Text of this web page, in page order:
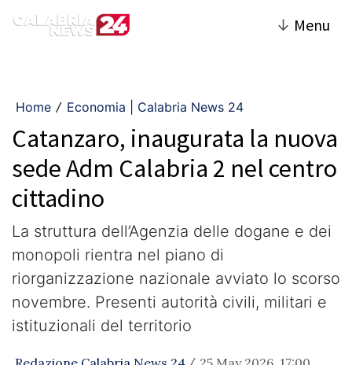
↓ Menu
Home / Economia | Calabria News 24
Catanzaro, inaugurata la nuova
sede Adm Calabria 2 nel centro
cittadino
La struttura dell’Agenzia delle dogane e dei
monopoli rientra nel piano di
riorganizzazione nazionale avviato lo scorso
novembre. Presenti autorità civili, militari e
istituzionali del territorio